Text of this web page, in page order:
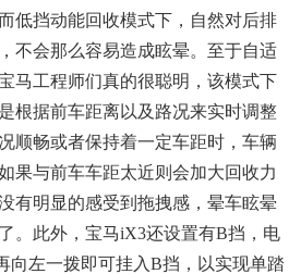
低挡动能回收模式下，自然对后排
不会那么容易造成眩晕。至于自适
马工程师们真的很聪明，该模式下
根据前车距离以及路况来实时调整
顺畅或者保持着一定车距时，车辆
果与前车车距太近则会加大回收力
有明显的感受到拖拽感，晕车眩晕
。此外，宝马iX3还设置有B挡，电
向左一拨即可挂入B挡，以实现单踏